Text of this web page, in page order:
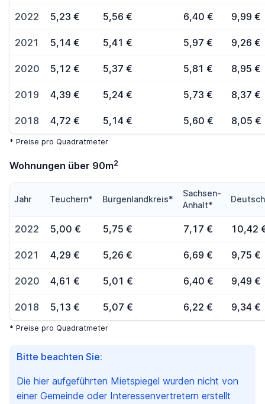
Bitte beachten Sie:
Die hier aufgeführten Mietspiegel wurden nicht von
einer Gemeinde oder Interessenvertretern erstellt
2022 5,23 € 5,56 € 6,40 € 9,99 €
2021 5,14 € 5,41 € 5,97 € 9,26 €
2020 5,12 € 5,37 € 5,81 € 8,95 €
2019 4,39 € 5,24 € 5,73 € 8,37 €
2018 4,72 € 5,14 € 5,60 € 8,05 €
* Preise pro Quadratmeter
Wohnungen über 90m2
Jahr Teuchern* Burgenlandkreis*
Sachsen-
Anhalt*
2022 5,00 € 5,75 € 7,17 € 10,42
2021 4,29 € 5,26 € 6,69 € 9,75 €
2020 4,61 € 5,01 € 6,40 € 9,49 €
2018 5,13 € 5,07 € 6,22 € 9,34 €
* Preise pro Quadratmeter